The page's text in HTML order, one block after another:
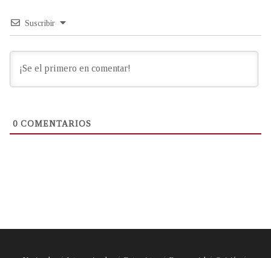
Suscribir
0 COMENTARIOS